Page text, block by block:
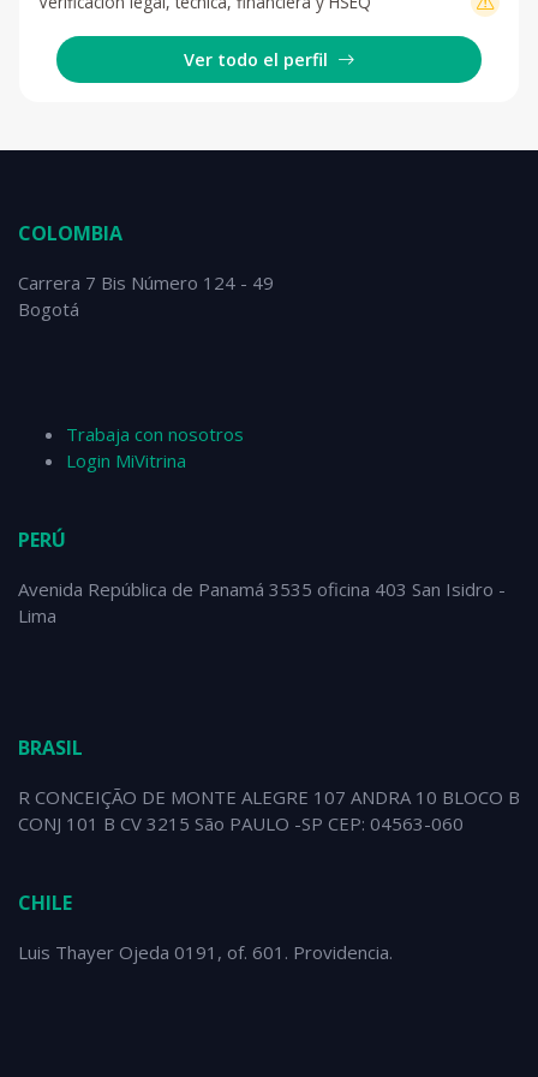
Ver todo el perfil
COLOMBIA
Carrera 7 Bis Número 124 - 49
Bogotá
Trabaja con nosotros
Login MiVitrina
PERÚ
Avenida República de Panamá 3535 oficina 403 San Isidro -
Lima
BRASIL
R CONCEIÇÃO DE MONTE ALEGRE 107 ANDRA 10 BLOCO B
CONJ 101 B CV 3215 São PAULO -SP CEP: 04563-060
CHILE
Luis Thayer Ojeda 0191, of. 601. Providencia.